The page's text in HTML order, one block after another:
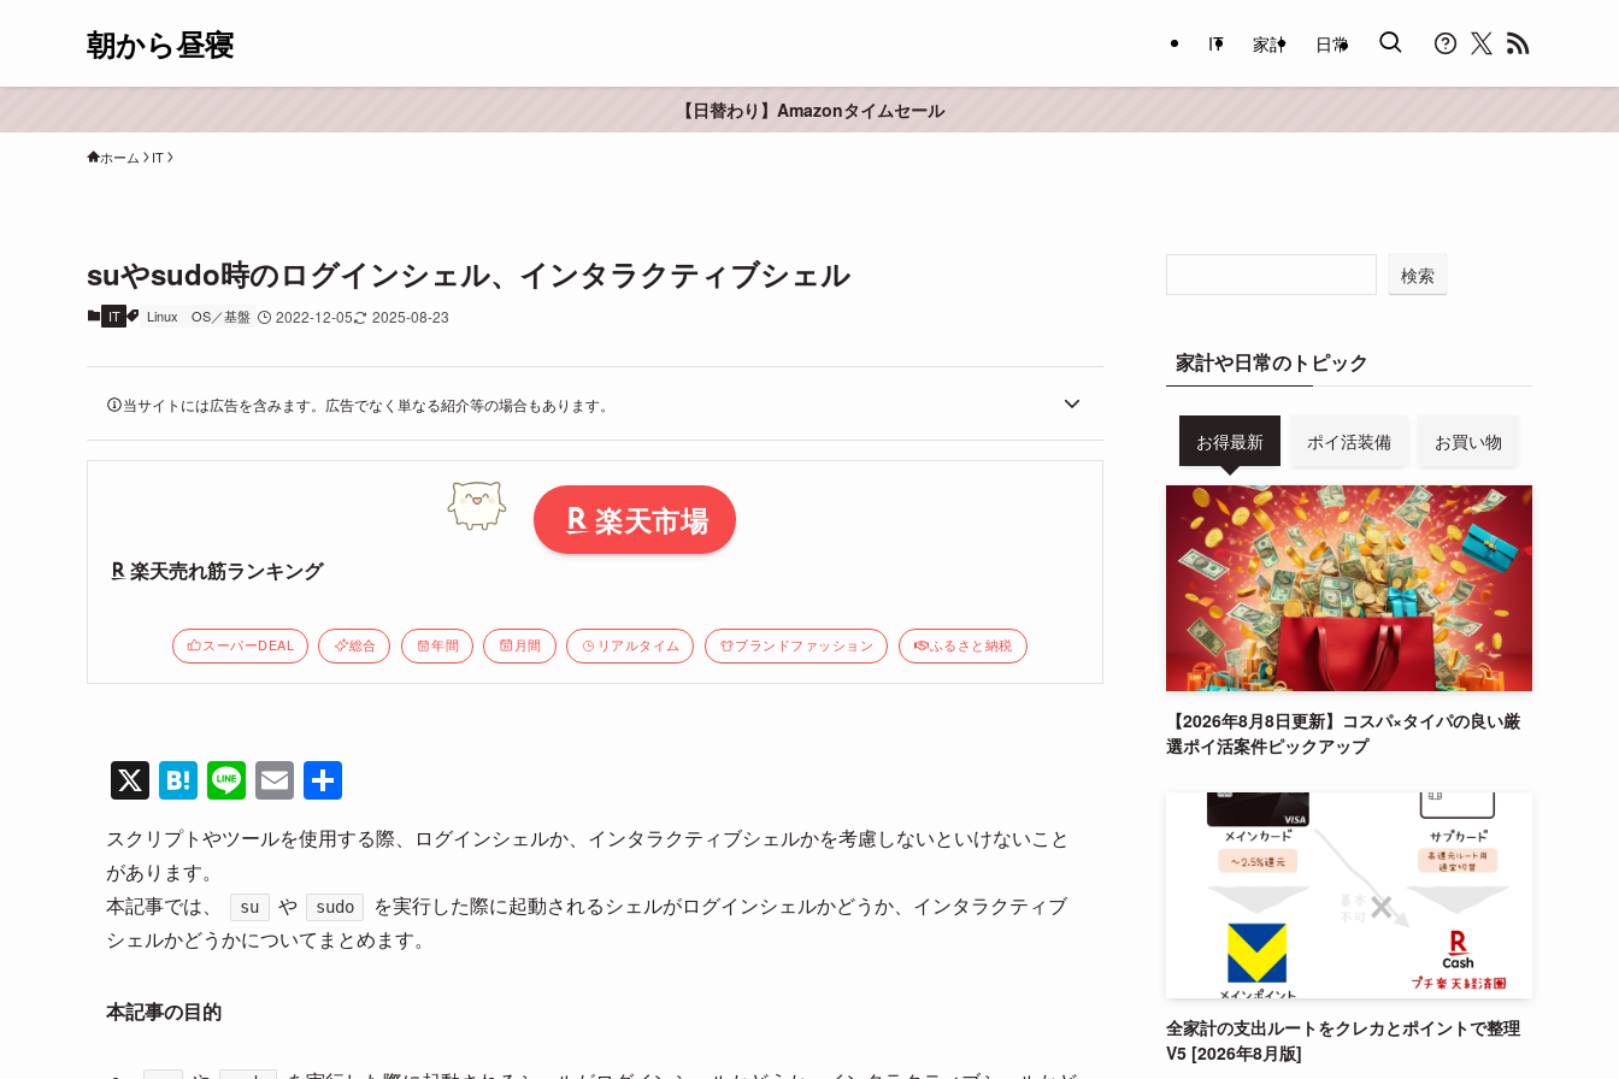
朝から昼寝 IT 家計 日常
【日替わり】Amazonタイムセール
ホーム IT
suやsudo時のログインシェル、インタラクティブシェル
IT Linux OS／基盤 2022-12-05 2025-08-23
当サイトには広告を含みます。広告でなく単なる紹介等の場合もあります。
楽天市場
楽天売れ筋ランキング
スーパーDEAL 総合 年間 月間 リアルタイム ブランドファッション ふるさと納税
X H
at
e
n
a
Li
n
e
E
m
ail
有
スクリプトやツールを使用する際、ログインシェルか、インタラクティブシェルかを考慮しないといけないこと
があります。
本記事では、
su や sudo
を実行した際に起動されるシェルがログインシェルかどうか、インタラクティブ
シェルかどうかについてまとめます。
本記事の目的
検索
家計や日常のトピック
お得最新 ポイ活装備 お買い物
【2026年8月8日更新】コスパ×タイパの良い厳
選ポイ活案件ピックアップ
全家計の支出ルートをクレカとポイントで整理
V5 [2026年8月版]